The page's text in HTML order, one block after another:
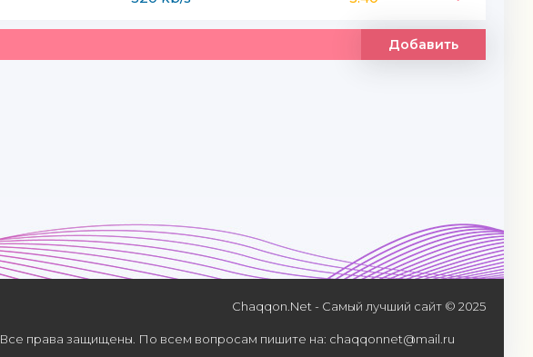
Добавить
Chaqqon.Net - Самый лучший сайт © 2025
Все права защищены. По всем вопросам пишите на: chaqqonnet@mail.ru